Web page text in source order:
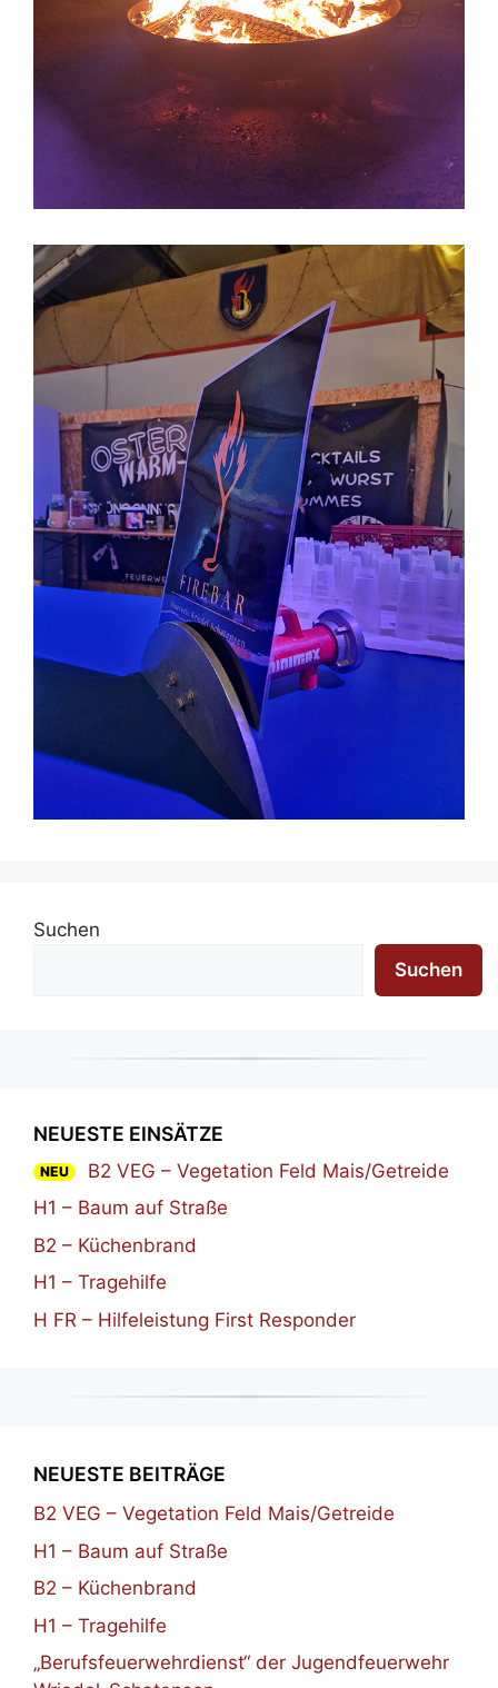
Suchen
Suchen
NEUESTE EINSÄTZE
NEU
B2 VEG – Vegetation Feld Mais/Getreide
H1 – Baum auf Straße
B2 – Küchenbrand
H1 – Tragehilfe
H FR – Hilfeleistung First Responder
NEUESTE BEITRÄGE
B2 VEG – Vegetation Feld Mais/Getreide
H1 – Baum auf Straße
B2 – Küchenbrand
H1 – Tragehilfe
„Berufsfeuerwehrdienst“ der Jugendfeuerwehr